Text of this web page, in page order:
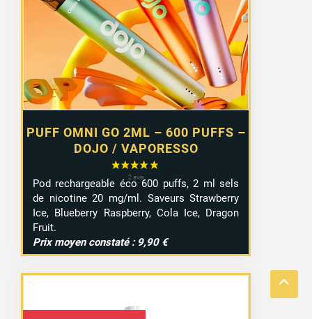
PUFF OMNI GO 2ML – 600 PUFFS –
DOJO / VAPORESSO
était :
6,55 €.
est :
4,99 €.
Pod rechargeable éco 600 puffs, 2 ml sels
de nicotine 20 mg/ml. Saveurs Strawberry
Ice, Blueberry Raspberry, Cola Ice, Dragon
Fruit.
Prix moyen constaté : 9,90 €